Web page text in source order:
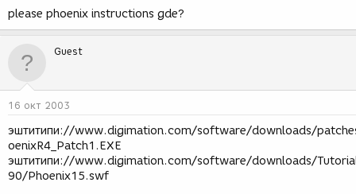
и
я
please phoenix instructions gde?
Guest
16 окт 2003
эштитипи://www.digimation.com/software/downloads/
oenixR4_Patch1.EXE
эштитипи://www.digimation.com/software/downloads/
90/Phoenix15.swf